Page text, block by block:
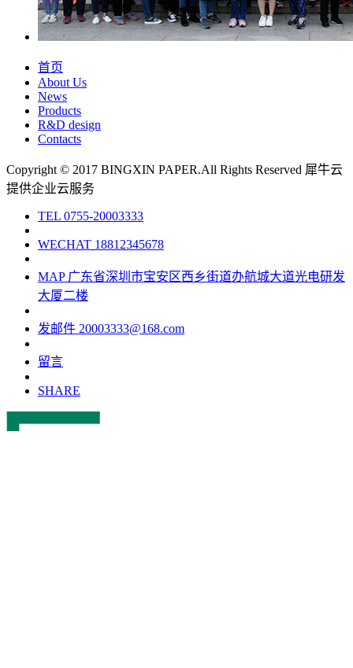
首页
About Us
News
Products
R&D design
Contacts
Copyright © 2017 BINGXIN PAPER.All Rights Reserved 犀牛云
提供企业云服务
TEL 0755-20003333
WECHAT 18812345678
MAP 广东省深圳市宝安区西乡街道办航城大道光电研发
大厦二楼
发邮件 20003333@168.com
留言
SHARE